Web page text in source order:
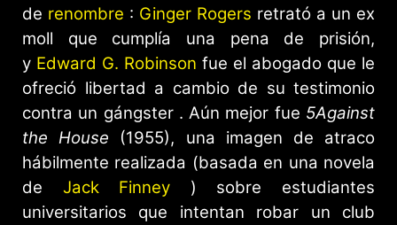
de renombre : Ginger Rogers retrató a un ex
moll que cumplía una pena de prisión,
y Edward G. Robinson fue el abogado que le
ofreció libertad a cambio de su testimonio
contra un gángster . Aún mejor fue 5Against
the House (1955), una imagen de atraco
hábilmente realizada (basada en una novela
de Jack Finney ) sobre estudiantes
universitarios que intentan robar un club